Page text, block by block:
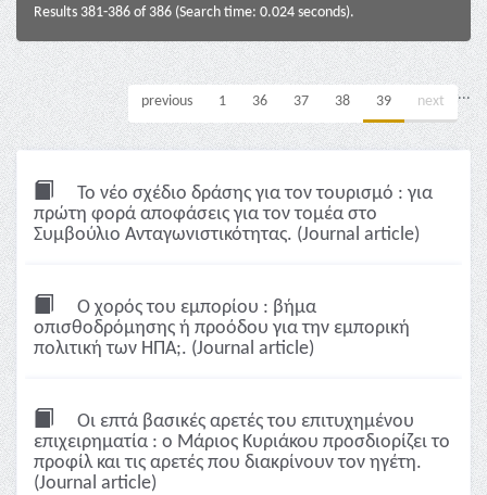
Results 381-386 of 386 (Search time: 0.024 seconds).
previous 1 ...
36 37 38 39 next
Το νέο σχέδιο δράσης για τον τουρισμό : για
πρώτη φορά αποφάσεις για τον τομέα στο
Συμβούλιο Ανταγωνιστικότητας. (Journal article)
Ο χορός του εμπορίου : βήμα
οπισθοδρόμησης ή προόδου για την εμπορική
πολιτική των ΗΠΑ;. (Journal article)
Οι επτά βασικές αρετές του επιτυχημένου
επιχειρηματία : ο Μάριος Κυριάκου προσδιορίζει το
προφίλ και τις αρετές που διακρίνουν τον ηγέτη.
(Journal article)